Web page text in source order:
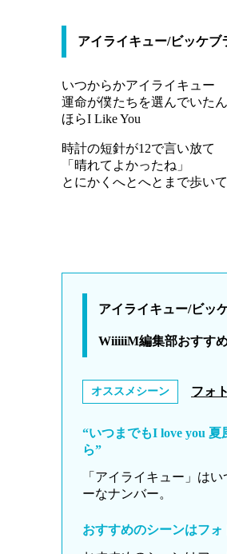
アイライキュー/ビッケブ
いつからかアイライキュー
運命が僕たちを選んでいた
ほらI Like You
時計の短針が12で言い放て
「晴れてよかったね」
とにかくへとへとまで歩いて
アイライキュー/ビッ
WiiiiiM編集部おすす
オススメシーン フォ
“いつまでもI love you
ら”
「アイライキュー」は
ーなナンバー。
おすすめのシーンはフォ